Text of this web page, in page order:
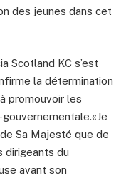
des jeunes dans cet
Scotland KC s’est
la détermination
promouvoir les
Sa Majesté que de
dirigeants du
avant son